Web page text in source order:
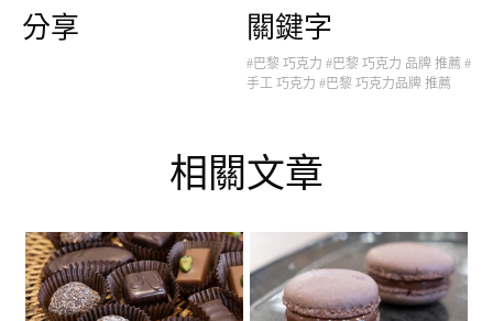
分享 關鍵字
#巴黎 巧克力 #巴黎 巧克力 品牌 推薦 #
手工 巧克力 #巴黎 巧克力品牌 推薦
相關文章